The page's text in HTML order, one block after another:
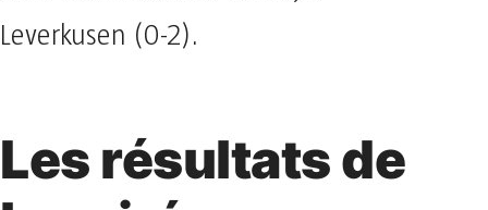
Leverkusen (0-2).
Les résultats de